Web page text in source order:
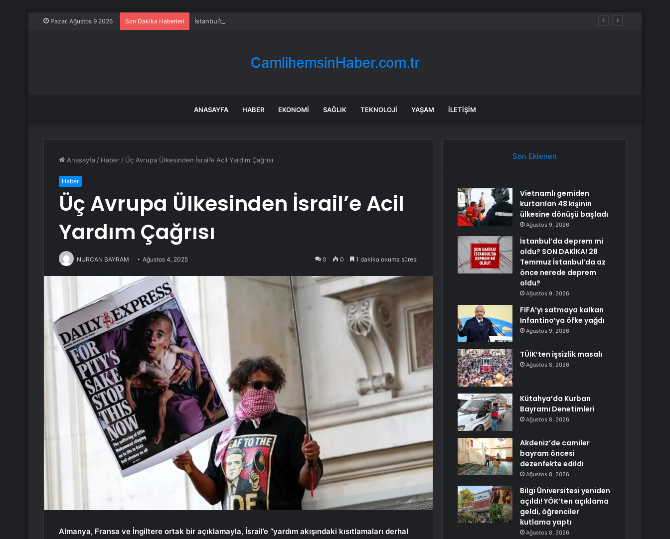
Pazar, Ağustos 9 2026 Son Dakika Haberleri İstanbul’da deprem mi oldu? SON DAKİKA! 28 Temmuz İstanbul’da az önce nerede deprem oldu?
ANASAYFA HABER EKONOMI SAĞLIK TEKNOLOJI YAŞAM İLETIŞIM
Anasayfa / Haber / Üç Avrupa Ülkesinden İsrail’e Acil Yardım Çağrısı
Haber
Üç Avrupa Ülkesinden İsrail’e Acil
Yardım Çağrısı
NURCAN BAYRAM Ağustos 4, 2025 0 0 1 dakika okuma süresi
Almanya, Fransa ve İngiltere ortak bir açıklamayla, İsrail’e “yardım akışındaki kısıtlamaları derhal
Son Eklenen
Vietnamlı gemiden
kurtarılan 48 kişinin
ülkesine dönüşü başladı
Ağustos 9, 2026
İstanbul’da deprem mi
oldu? SON DAKİKA! 28
Temmuz İstanbul’da az
önce nerede deprem
oldu?
Ağustos 9, 2026
FIFA’yı satmaya kalkan
Infantino’ya öfke yağdı
Ağustos 9, 2026
TÜİK’ten işsizlik masalı
Ağustos 8, 2026
Kütahya’da Kurban
Bayramı Denetimleri
Ağustos 8, 2026
Akdeniz’de camiler
bayram öncesi
dezenfekte edildi
Ağustos 8, 2026
Bilgi Üniversitesi yeniden
açıldı! YÖK’ten açıklama
geldi, öğrenciler
kutlama yaptı
Ağustos 8, 2026